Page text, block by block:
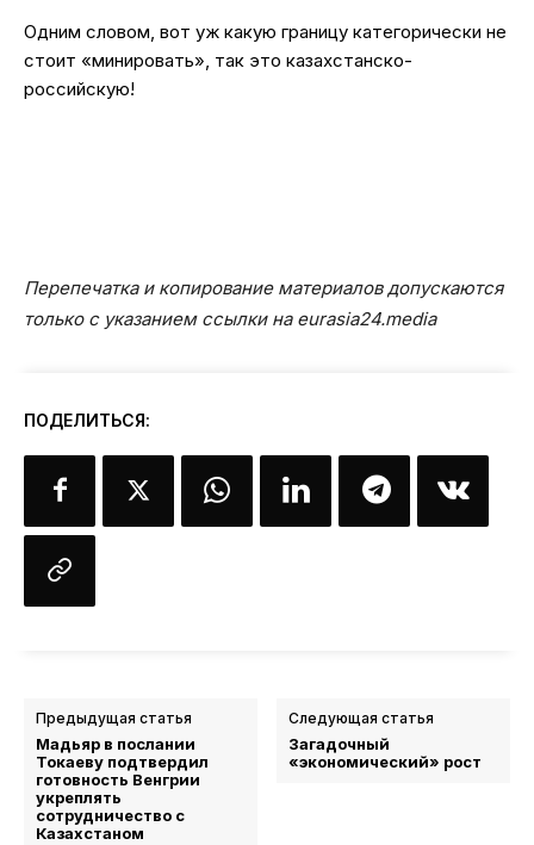
Одним словом, вот уж какую границу категорически не
стоит «минировать», так это казахстанско-
российскую!
Перепечатка и копирование материалов допускаются
только с указанием ссылки на eurasia24.media
ПОДЕЛИТЬСЯ:
Предыдущая статья
Мадьяр в послании
Токаеву подтвердил
готовность Венгрии
укреплять
сотрудничество с
Казахстаном
Следующая статья
Загадочный
«экономический» рост